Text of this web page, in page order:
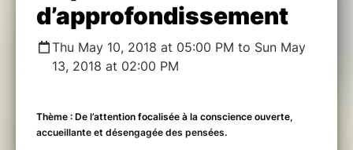
d’approfondissement
Thu May 10, 2018 at 05:00 PM to Sun May
13, 2018 at 02:00 PM
Thème : De l’attention focalisée à la conscience ouverte,
accueillante et désengagée des pensées.